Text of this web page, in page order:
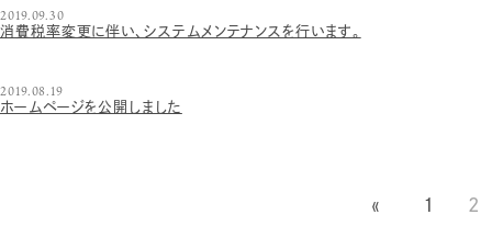
2019.09.30
消費税率変更に伴い、システムメンテナンスを行います。
2019.08.19
ホームページを公開しました
« 1 2